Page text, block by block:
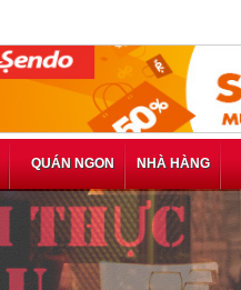
QUÁN NGON NHÀ HÀNG